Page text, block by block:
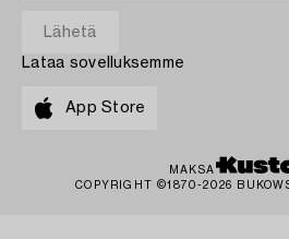
Lataa sovelluksemme
App Store
MAKSA
COPYRIGHT ©1870-2026